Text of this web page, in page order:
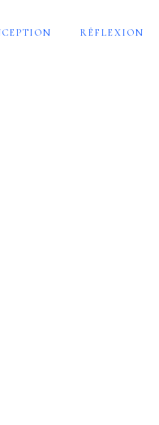
RÉFLEXION